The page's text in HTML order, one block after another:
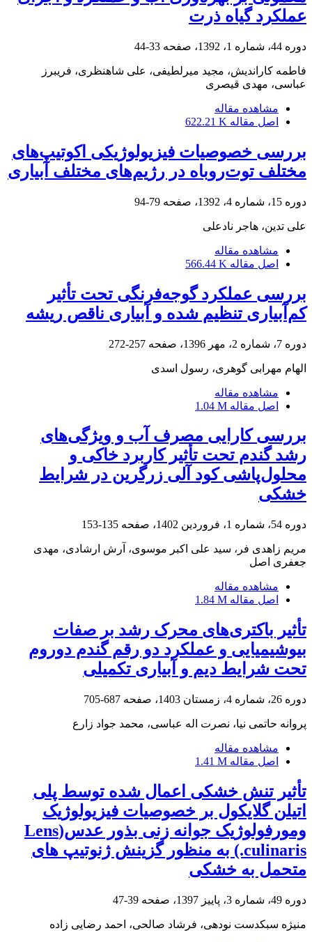
عملکرد گیاه ذرت
دوره 44، شماره 1، 1392، صفحه 33-44
فاطمه کاراندیش، مجید میرلطیفی، علی شاهنظری، فریبرز
عباسی، مهدی قیصری
مشاهده مقاله
اصل مقاله 622.21 K
بررسی خصوصیات فیزیولوژیکی اکوتیپ‌های
مختلف توت‌روباه در رژیم‌های مختلف آبیاری
دوره 15، شماره 4، 1392، صفحه 79-94
علی تدین، هاجر نادعلی
مشاهده مقاله
اصل مقاله 566.44 K
بررسی عملکرد گوجه‌فرنگی تحت تأثیر
کم‌آبیاری تنظیم شده و آبیاری ناقص ریشه
دوره 7، شماره 2، مهر 1396، صفحه 257-272
الهام مهرابی گوهری، رسول اسدی
مشاهده مقاله
اصل مقاله 1.04 M
بررسی کارایی مصرف آب و ویژگی‌های
رشد گندم تحت تأثیر کاربرد خاکی و
محلول‌پاشی کود آلی زرگرین در شرایط
خشکی
دوره 54، شماره 1، فروردین 1402، صفحه 135-153
مریم زاهدی فر، سید علی اکبر موسوی، آرش ارشادی، مهدی
جعفری اصل
مشاهده مقاله
اصل مقاله 1.84 M
تأثیر باکتری‌های محرک رشد بر صفات
بیوشیمیایی و عملکرد دو رقم گندم دوروم
تحت شرایط دیم و آبیاری تکمیلی
دوره 26، شماره 4، زمستان 1403، صفحه 687-705
پروانه حاتمی نیا، نصرت اله عباسی، محمد جواد زارع
مشاهده مقاله
اصل مقاله 1.41 M
تأثیر تنش خشکی اعمال شده توسط پلی
اتیلن گلایکول بر خصوصیات فیزیولوژیک
ومورفولوژیک جوانه زنی بذور عدس(Lens
culinaris.) به منظور گزینش ژنوتیپ های
متحمل به خشکی
دوره 49، شماره 3، پاییز 1397، صفحه 39-47
منیژه سبکدست نودهی، فرشاد صالحی، احمد رضایی زاده